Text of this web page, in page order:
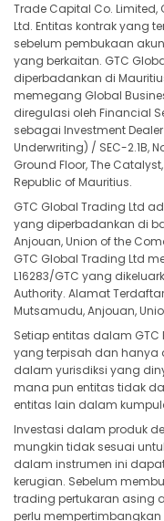
Trade Capital Co. Limited,
Ltd. Entitas kontrak yang
sebelum pembukaan
yang berkaitan. GTC
diperbadankan di
memegang Global
diregulasi oleh Financial
sebagai Investment
Underwriting) / SEC-2.1B,
Ground Floor, The
Republic of Mauritius.
GTC Global Trading Ltd
yang diperbadankan di
Anjouan, Union of the
GTC Global Trading Ltd
L16283/GTC yang
Authority. Alamat
Mutsamudu, Anjouan,
Setiap entitas dalam
yang terpisah dan hanya
dalam yurisdiksi yang
mana pun entitas tidak
entitas lain dalam
Investasi dalam produk
mungkin tidak sesuai
dalam instrumen ini
kerugian. Sebelum
trading pertukaran asing
perlu